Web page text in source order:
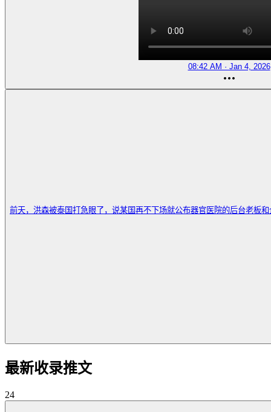
08:42 AM · Jan 4, 2026
前天，洪森被泰国打急眼了，说某国再不下场就公布器官医院的后台老
最新收录推文
24